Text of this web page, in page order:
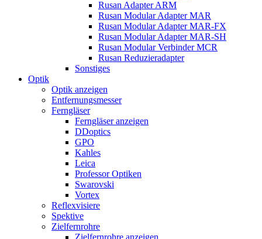
Rusan Adapter ARM
Rusan Modular Adapter MAR
Rusan Modular Adapter MAR-FX
Rusan Modular Adapter MAR-SH
Rusan Modular Verbinder MCR
Rusan Reduzieradapter
Sonstiges
Optik
Optik anzeigen
Entfernungsmesser
Ferngläser
Ferngläser anzeigen
DDoptics
GPO
Kahles
Leica
Professor Optiken
Swarovski
Vortex
Reflexvisiere
Spektive
Zielfernrohre
Zielfernrohre anzeigen